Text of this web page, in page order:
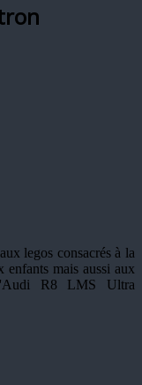
legos consacrés à la
enfants mais aussi aux
l'Audi R8 LMS Ultra